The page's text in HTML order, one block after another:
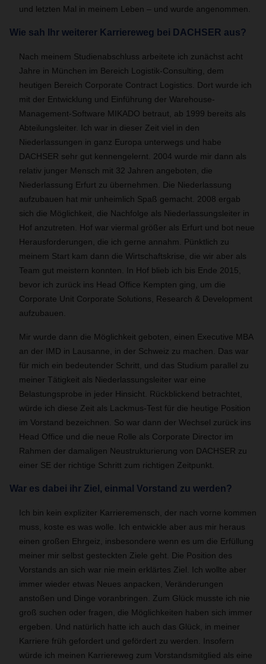
und letzten Mal in meinem Leben – und wurde angenommen.
Wie sah Ihr weiterer Karriereweg bei DACHSER aus?
Nach meinem Studienabschluss arbeitete ich zunächst acht
Jahre in München im Bereich Logistik-Consulting, dem
heutigen Bereich Corporate Contract Logistics. Dort wurde ich
mit der Entwicklung und Einführung der Warehouse-
Management-Software MIKADO betraut, ab 1999 bereits als
Abteilungsleiter. Ich war in dieser Zeit viel in den
Niederlassungen in ganz Europa unterwegs und habe
DACHSER sehr gut kennengelernt. 2004 wurde mir dann als
relativ junger Mensch mit 32 Jahren angeboten, die
Niederlassung Erfurt zu übernehmen. Die Niederlassung
aufzubauen hat mir unheimlich Spaß gemacht. 2008 ergab
sich die Möglichkeit, die Nachfolge als Niederlassungsleiter in
Hof anzutreten. Hof war viermal größer als Erfurt und bot neue
Herausforderungen, die ich gerne annahm. Pünktlich zu
meinem Start kam dann die Wirtschaftskrise, die wir aber als
Team gut meistern konnten. In Hof blieb ich bis Ende 2015,
bevor ich zurück ins Head Office Kempten ging, um die
Corporate Unit Corporate Solutions, Research & Development
aufzubauen.
Mir wurde dann die Möglichkeit geboten, einen Executive MBA
an der IMD in Lausanne, in der Schweiz zu machen. Das war
für mich ein bedeutender Schritt, und das Studium parallel zu
meiner Tätigkeit als Niederlassungsleiter war eine
Belastungsprobe in jeder Hinsicht. Rückblickend betrachtet,
würde ich diese Zeit als Lackmus-Test für die heutige Position
im Vorstand bezeichnen. So war dann der Wechsel zurück ins
Head Office und die neue Rolle als Corporate Director im
Rahmen der damaligen Neustrukturierung von DACHSER zu
einer SE der richtige Schritt zum richtigen Zeitpunkt.
War es dabei ihr Ziel, einmal Vorstand zu werden?
Ich bin kein expliziter Karrieremensch, der nach vorne kommen
muss, koste es was wolle. Ich entwickle aber aus mir heraus
einen großen Ehrgeiz, insbesondere wenn es um die Erfüllung
meiner mir selbst gesteckten Ziele geht. Die Position des
Vorstands an sich war nie mein erklärtes Ziel. Ich wollte aber
immer wieder etwas Neues anpacken, Veränderungen
anstoßen und Dinge voranbringen. Zum Glück musste ich nie
groß suchen oder fragen, die Möglichkeiten haben sich immer
ergeben. Und natürlich hatte ich auch das Glück, in meiner
Karriere früh gefordert und gefördert zu werden. Insofern
würde ich meinen Karriereweg zum Vorstandsmitglied als eine